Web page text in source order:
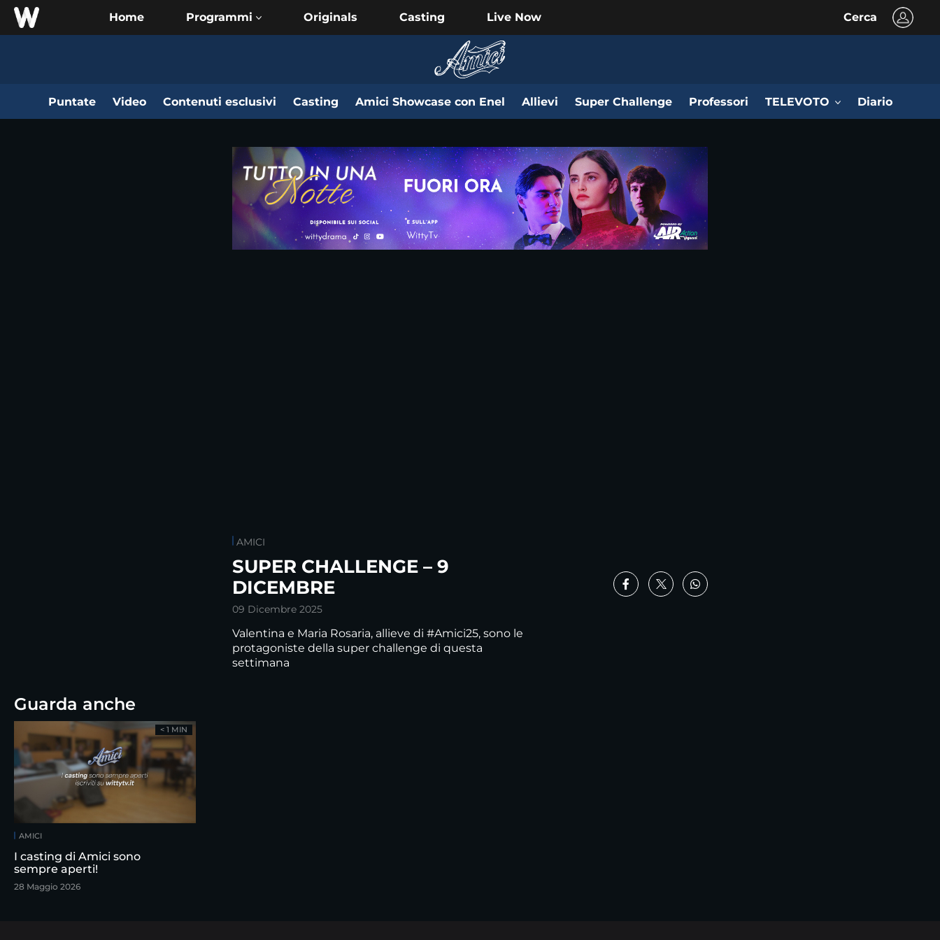
Home Originals Casting Live Now Cerca
Puntate Video Contenuti esclusivi Casting Amici Showcase con Enel Allievi Super Challenge Professori TELEVOTO Diario
AMICI
SUPER CHALLENGE – 9
DICEMBRE
09 Dicembre 2025
Valentina e Maria Rosaria, allieve di #Amici25, sono le
protagoniste della super challenge di questa
settimana
Guarda anche
AMICI
I casting di Amici sono
sempre aperti!
28 Maggio 2026
< 1 MIN